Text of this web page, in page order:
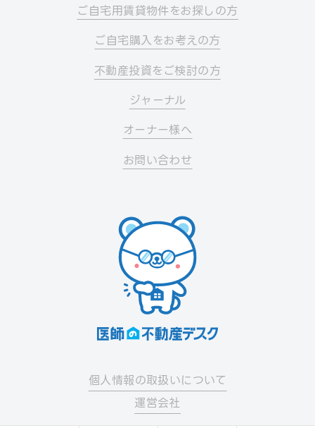
ご自宅用賃貸物件をお探しの方
ご自宅購入をお考えの方
不動産投資をご検討の方
ジャーナル
オーナー様へ
お問い合わせ
個人情報の取扱いについて
運営会社